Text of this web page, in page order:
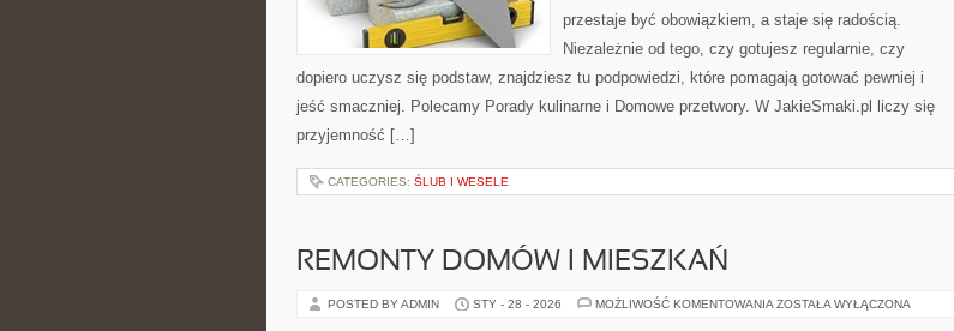
przestaje być obowiązkiem, a staje się radością.
Niezależnie od tego, czy gotujesz regularnie, czy
dopiero uczysz się podstaw, znajdziesz tu podpowiedzi, które pomagają gotować pewniej i
jeść smaczniej. Polecamy Porady kulinarne i Domowe przetwory. W JakieSmaki.pl liczy się
przyjemność […]
CATEGORIES: ŚLUB I WESELE
REMONTY DOMÓW I MIESZKAŃ
POSTED BY ADMIN STY - 28 - 2026 MOŻLIWOŚĆ KOMENTOWANIA REMONTY
ZOSTAŁA WYŁĄCZONA